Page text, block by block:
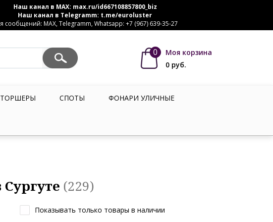
Наш канал в MAX: max.ru/id667108857800_biz
Наш канал в Telegramm: t.me/euroluster
сообщений: MAX, Telegramm, Whatsapp: +7 (967) 639-35-27
0
Моя корзина
0 руб.
ТОРШЕРЫ СПОТЫ ФОНАРИ УЛИЧНЫЕ
(229)
Показывать только товары в наличии